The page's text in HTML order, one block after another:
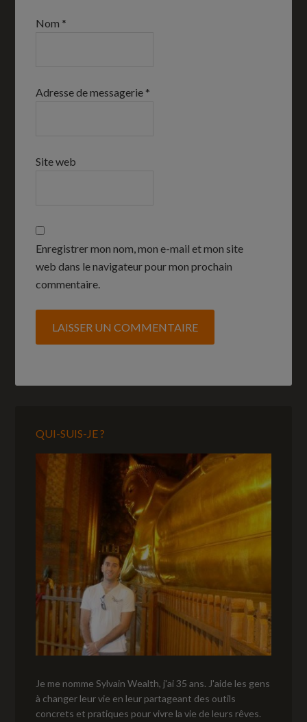
Nom *
Adresse de messagerie *
Site web
Enregistrer mon nom, mon e-mail et mon site
web dans le navigateur pour mon prochain
commentaire.
QUI-SUIS-JE ?
Je me nomme Sylvain Wealth, j'ai 35 ans. J'aide les gens
à changer leur vie en leur partageant des outils
concrets et pratiques pour vivre la vie de leurs rêves.